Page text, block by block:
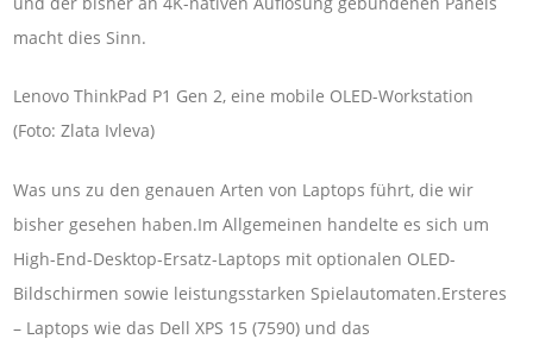
macht dies Sinn.
Lenovo ThinkPad P1 Gen 2, eine mobile OLED-Workstation
(Foto: Zlata Ivleva)
Was uns zu den genauen Arten von Laptops führt, die wir
bisher gesehen haben.Im Allgemeinen handelte es sich um
High-End-Desktop-Ersatz-Laptops mit optionalen OLED-
Bildschirmen sowie leistungsstarken Spielautomaten.Ersteres
– Laptops wie das Dell XPS 15 (7590) und das